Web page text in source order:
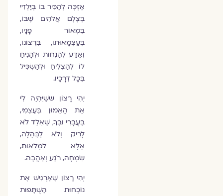
אֶזְכֶּה לְהַכִּיר בּוֹ בְּיַלְדִּי
בְּצֶלֶם אֱלֹהִים שֶׁבּוֹ,
בִּמְאוֹר פָּנָיו,
בְּעַצְמָאוּתוֹ, בִּרְצוֹנוֹ,
וְאֵדַע לְהַנְחוֹת וּלְהָנִיחַ
לוֹ לְהַצְלִיחַ וּלְהַשְׂכִּיל
בְּכָל דְּרָכָיו.
יְהִי רָצוֹן ששֶׁיִּהְיֶה לִי
אֶת הָאֵמוּן בְּעַצְמִי,
בְּעֻבָּרִי וּבְךָ, שֶׁאֵלֵד לֹא
לָרִיק וְלֹא לַבֶּהָלָה,
אֶלָּא לִמְלֵאוּת,
שִׂמְחָה, רֹגַע וְאַהֲבָה.
יְהִי רָצוֹן שֶׁאַרְגִּישׁ אֶת
נוֹכְחוּת הַשֻּׁתָּפוּת